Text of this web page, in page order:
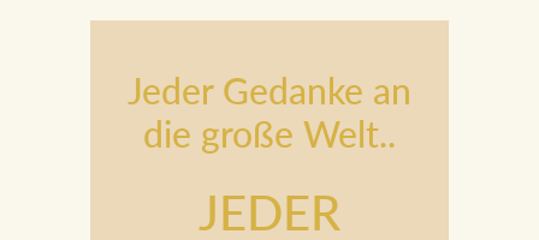
Jeder Gedanke an
die große Welt..
JEDER